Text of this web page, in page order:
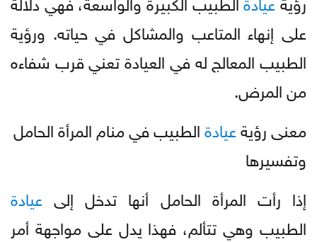
على إنهاء المتاعب والمشاكل في حياته. ورؤية
الطبيب المعالج له في العيادة تعني قرب شفاءه
من المرض.
معنى رؤيةعيادةالطبيب في منام المرأة الحامل
وتفسيرها
إذا رأت المرأة الحامل أنها تدخل إلى عيادة
الطبيب وهي تتألم، فهذا يدل على مواجهة أمر